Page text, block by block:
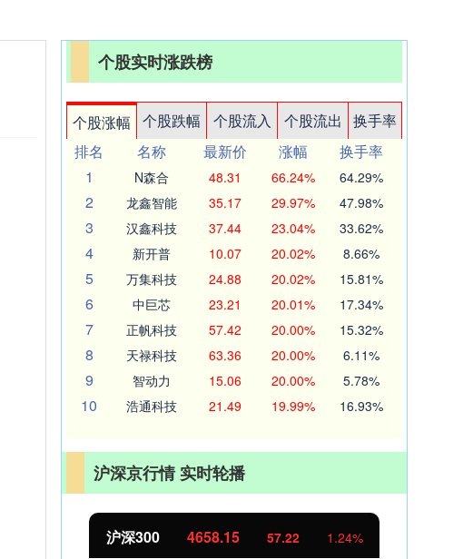
个股实时涨跌榜
个股涨幅 个股跌幅 个股流入 个股流出
换手率
排名
名称 最新价 涨幅
换手率
1
N森合 48.31 66.24% 64.29%
2 龙鑫智能 35.17 29.97% 47.98%
3 汉鑫科技 37.44 23.04% 33.62%
4 新开普 10.07 20.02% 8.66%
5 万集科技 24.88 20.02% 15.81%
6 中巨芯 23.21 20.01% 17.34%
7 正帆科技 57.42 20.00% 15.32%
8 天禄科技 63.36 20.00% 6.11%
9 智动力 15.06 20.00% 5.78%
10 浩通科技 21.49 19.99% 16.93%
沪深京行情 实时轮播
沪深300 4658.15 57.22 1.24%